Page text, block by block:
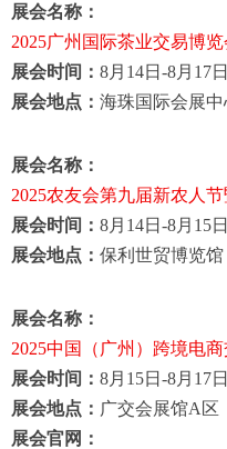
展会名称：
2025广州国际茶业交易博览
展会时间： 8月 14日 -8月 17日
展会地点： 海珠国际会展中
展会名称：
2025农友会第九届新农人
展会时间： 8月 14日 -8月 15日
展会地点： 保利世贸博览馆
展会名称：
2025中国（广州）跨境电商
展会时间： 8月 15日 -8月 17日
展会地点： 广交会展馆A 区
展会官网：